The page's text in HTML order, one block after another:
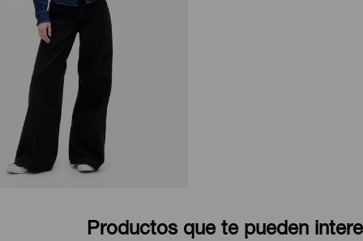
Productos que te pueden